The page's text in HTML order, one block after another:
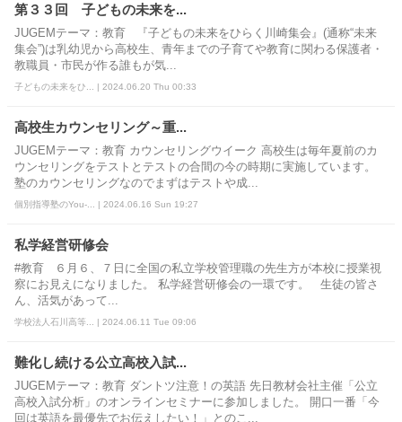
第３３回 子どもの未来を...
JUGEMテーマ：教育 『子どもの未来をひらく川崎集会』(通称“未来
集会”)は乳幼児から高校生、青年までの子育てや教育に関わる保護者・
教職員・市民が作る誰もが気...
子どもの未来をひ... | 2024.06.20 Thu 00:33
高校生カウンセリング～重...
JUGEMテーマ：教育 カウンセリングウイーク 高校生は毎年夏前のカ
ウンセリングをテストとテストの合間の今の時期に実施しています。
塾のカウンセリングなのでまずはテストや成...
個別指導塾のYou-... | 2024.06.16 Sun 19:27
私学経営研修会
#教育 ６月６、７日に全国の私立学校管理職の先生方が本校に授業視
察にお見えになりました。 私学経営研修会の一環です。 生徒の皆さ
ん、活気があって...
学校法人石川高等... | 2024.06.11 Tue 09:06
難化し続ける公立高校入試...
JUGEMテーマ：教育 ダントツ注意！の英語 先日教材会社主催「公立
高校入試分析」のオンラインセミナーに参加しました。 開口一番「今
回は英語を最優先でお伝えしたい！」とのこ...